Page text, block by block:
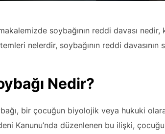
soybağının reddi davası
nelerdir, soybağının reddi
Nedir?
bir çocuğun biyolojik veya hukuki
Kanunu’nda düzenlenen bu ilişki,